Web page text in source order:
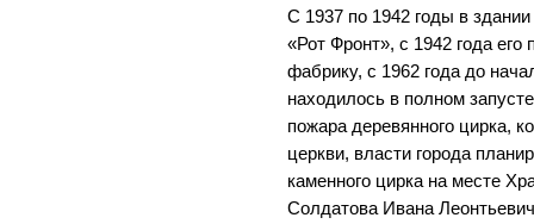
С 1937 по 1942 годы в
«Рот Фронт», с 1942 года
фабрику, с 1962 года до
находилось в полном
пожара деревянного цирка,
церкви, власти города
каменного цирка на месте
Солдатова Ивана